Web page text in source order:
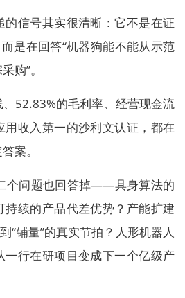
的信号其实很清晰：它不是在证
是在回答“机器狗能不能从示范
购”。
52.83%的毛利率、经营现金流
收入第一的沙利文认证，都在
案。
个问题也回答掉——具身算法的
持续的产品代差优势？产能扩建
“铺量”的真实节拍？人形机器人
一行在研项目变成下一个亿级产